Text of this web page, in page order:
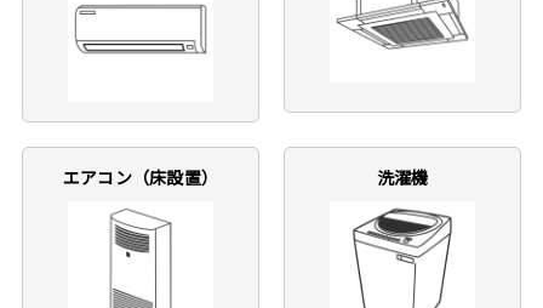
エアコン（床設置） 洗濯機